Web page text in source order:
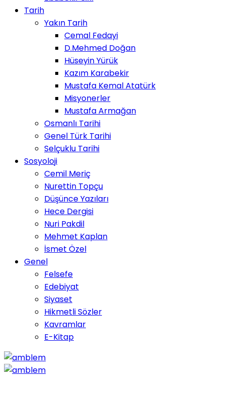
Tarih
Yakın Tarih
Cemal Fedayi
D.Mehmed Doğan
Hüseyin Yürük
Kazım Karabekir
Mustafa Kemal Atatürk
Misyonerler
Mustafa Armağan
Osmanlı Tarihi
Genel Türk Tarihi
Selçuklu Tarihi
Sosyoloji
Cemil Meriç
Nurettin Topçu
Düşünce Yazıları
Hece Dergisi
Nuri Pakdil
Mehmet Kaplan
İsmet Özel
Genel
Felsefe
Edebiyat
Siyaset
Hikmetli Sözler
Kavramlar
E-Kitap